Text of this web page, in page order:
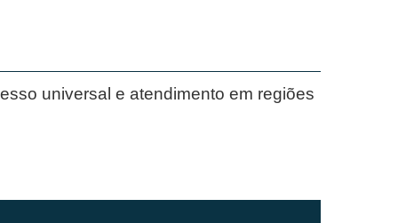
universal e atendimento em regiões